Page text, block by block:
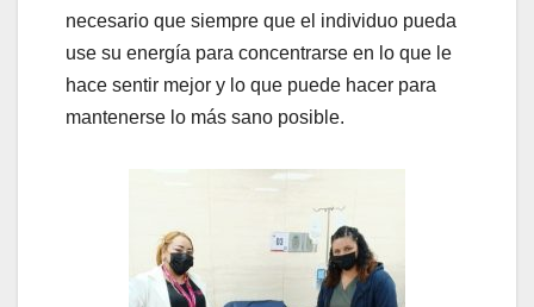
necesario que siempre que el individuo pueda
use su energía para concentrarse en lo que le
hace sentir mejor y lo que puede hacer para
mantenerse lo más sano posible.